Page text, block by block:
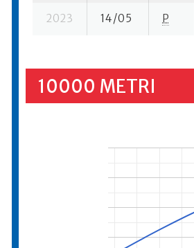
2023 14/05 P
10000 METRI